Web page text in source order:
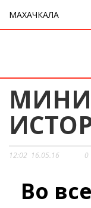
МАХАЧКАЛА
12:02 16.05.16 0
Во